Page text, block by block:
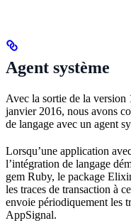
Agent système
Avec la sortie de la
janvier 2016, nous avons
de langage avec un agent
Lorsqu’une application
l’intégration de langage
gem Ruby, le package
les traces de transaction à
envoie périodiquement les
AppSignal.